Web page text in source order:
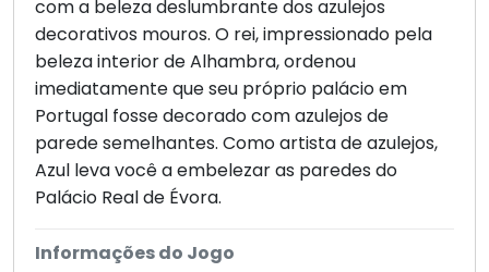
com a beleza deslumbrante dos azulejos
decorativos mouros. O rei, impressionado pela
beleza interior de Alhambra, ordenou
imediatamente que seu próprio palácio em
Portugal fosse decorado com azulejos de
parede semelhantes. Como artista de azulejos,
Azul leva você a embelezar as paredes do
Palácio Real de Évora.
Informações do Jogo